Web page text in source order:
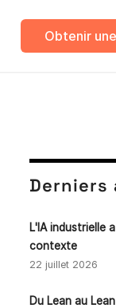
Obtenir
Derniers
L'IA industrielle
contexte
22 juillet 2026
Du Lean au